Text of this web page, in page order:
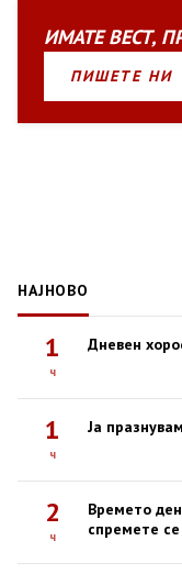
ИМАТЕВЕСТ,
ПИШЕТЕ НИ
НАЈНОВО
1
ч
Дневен
1
ч
Ја
2
ч
Времето
спремете